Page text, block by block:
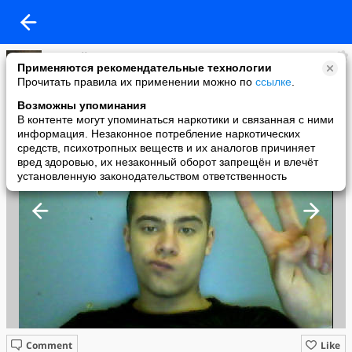
Применяются рекомендательные технологии
Прочитать правила их применении можно по ссылке
Возможны упоминания
В контенте могут упоминаться наркотики и связанная с ними
информация. Незаконное потребление наркотических
средств, психотропных веществ и их аналогов причиняет
вред здоровью, их незаконный оборот запрещён и влечёт
установленную законодательством ответственность
Алексей Трепелов
added a photo
14 Nov в 11:45
Like
Comment